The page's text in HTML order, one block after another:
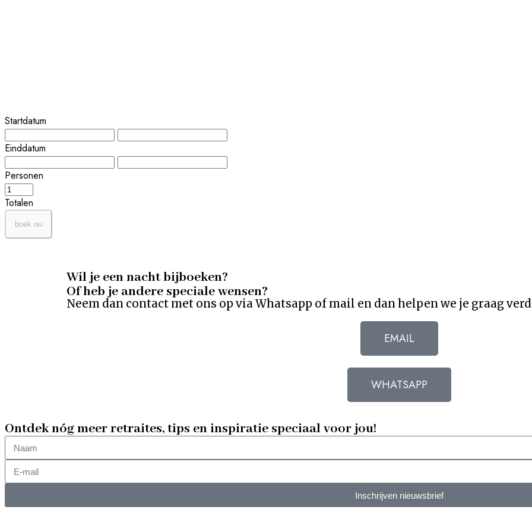
Startdatum
Einddatum
Personen
Totalen
boek nu
Wil je een nacht bijboeken?
Of heb je andere speciale wensen?
Neem dan contact met ons op via Whatsapp of mail en dan helpen we je graag
EMAIL
WHATSAPP
Ontdek nóg meer retraites, tips en inspiratie speciaal voor jou!
Inschrijven nieuwsbrief